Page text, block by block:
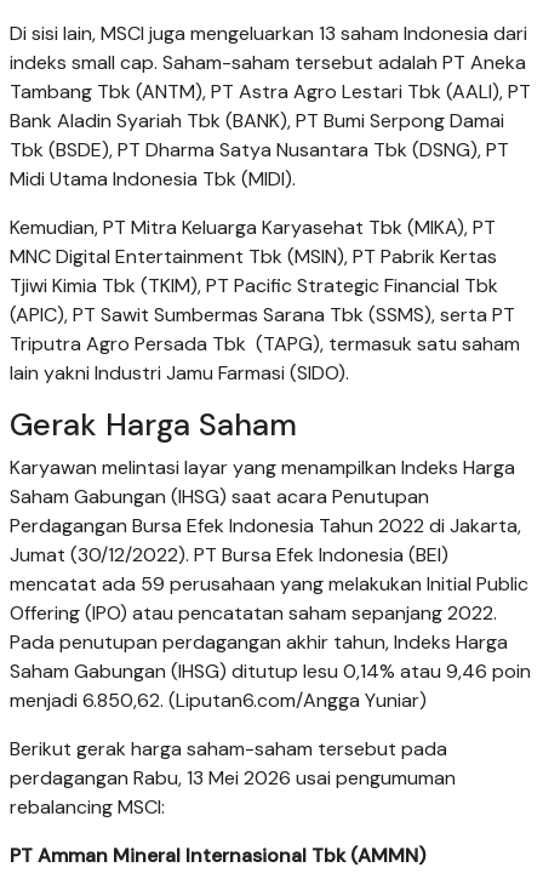
Di sisi lain, MSCI juga mengeluarkan 13 saham Indonesia dari
indeks small cap. Saham-saham tersebut adalah PT Aneka
Tambang Tbk (ANTM), PT Astra Agro Lestari Tbk (AALI), PT
Bank Aladin Syariah Tbk (BANK), PT Bumi Serpong Damai
Tbk (BSDE), PT Dharma Satya Nusantara Tbk (DSNG), PT
Midi Utama Indonesia Tbk (MIDI).
Kemudian, PT Mitra Keluarga Karyasehat Tbk (MIKA), PT
MNC Digital Entertainment Tbk (MSIN), PT Pabrik Kertas
Tjiwi Kimia Tbk (TKIM), PT Pacific Strategic Financial Tbk
(APIC), PT Sawit Sumbermas Sarana Tbk (SSMS), serta PT
Triputra Agro Persada Tbk (TAPG), termasuk satu saham
lain yakni Industri Jamu Farmasi (SIDO).
Gerak Harga Saham
Karyawan melintasi layar yang menampilkan Indeks Harga
Saham Gabungan (IHSG) saat acara Penutupan
Perdagangan Bursa Efek Indonesia Tahun 2022 di Jakarta,
Jumat (30/12/2022). PT Bursa Efek Indonesia (BEI)
mencatat ada 59 perusahaan yang melakukan Initial Public
Offering (IPO) atau pencatatan saham sepanjang 2022.
Pada penutupan perdagangan akhir tahun, Indeks Harga
Saham Gabungan (IHSG) ditutup lesu 0,14% atau 9,46 poin
menjadi 6.850,62. (Liputan6.com/Angga Yuniar)
Berikut gerak harga saham-saham tersebut pada
perdagangan Rabu, 13 Mei 2026 usai pengumuman
rebalancing MSCI:
PT Amman Mineral Internasional Tbk (AMMN)